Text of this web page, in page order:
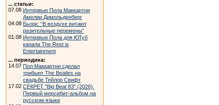
... статьи:
07.08 Интервью Пола Маккартни
Амелии Димольденберг
04.08 Бьорк: “В воздухе витают
разительные перемены”
01.08 Интервью Пола для ЮТуб
канала The Rest is
Entertainment
... периодика:
14.07 Пол Маккартни сделал
трибьют The Beatles на
свадьбе Тейлор Свифт
17.02 СЕКРЕТ "Big Beat 83" (2026).
Первый мерсибит-альбом на
русском языке